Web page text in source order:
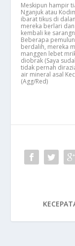
Meskipun hampir
Nganjuk atau
ibarat tikus di
mereka berlari
kembali ke
Beberapa
berdalih, mereka
manggen lebet
diobrak (Saya
tidak pernah
air mineral asal
(Agg/Red)